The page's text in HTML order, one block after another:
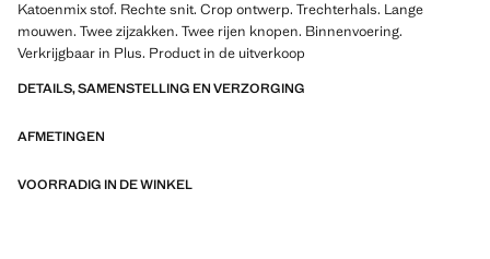
Katoenmix stof. Rechte snit. Crop ontwerp. Trechterhals. Lange
mouwen. Twee zijzakken. Twee rijen knopen. Binnenvoering.
Verkrijgbaar in Plus. Product in de uitverkoop
DETAILS, SAMENSTELLING EN VERZORGING
AFMETINGEN
VOORRADIG IN DE WINKEL